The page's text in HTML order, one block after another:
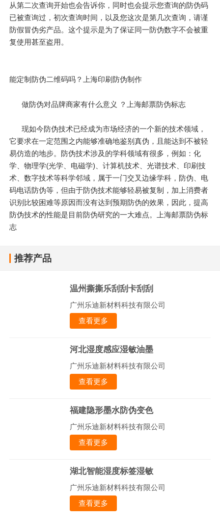
从第二次查询开始也会告诉你，同时也会提示您查询的防伪码
已被查询过，初次查询时间，以及您这次是第几次查询，请谨
防假冒伪劣产品。这个提示是为了保证同一防伪数字不会被重
复使用甚至盗用。
能定制防伪二维码吗？上海印刷防伪制作
做防伪对品牌商家有什么意义 ？上海邮票防伪标志
现如今防伪技术已经成为市场经济的一个新的技术领域，
它要求在一定范围之内能够准确地鉴别真伪，且能达到不被轻
易仿造的地步。防伪技术涉及的学科领域有很多，例如：化
学、物理学(光学、电磁学)、计算机技术、光谱技术、印刷技
术、数字技术等科学邻域，属于一门交叉边缘学科，防伪、电
码电话防伪等，但由于防伪技术能够轻易被复制，加上消费者
识别比较困难等原因而没有达到预期防伪的效果，因此，提高
防伪技术的性能是目前防伪研究的一大难点。上海邮票防伪标
志
推荐产品
温州撕撕乐刮刮卡刮刮
广州乐迪新材料科技有限公司
查看更多
河北湿度感应湿敏油墨
广州乐迪新材料科技有限公司
查看更多
福建隐形墨水防伪变色
广州乐迪新材料科技有限公司
查看更多
湖北智能湿度标签湿敏
广州乐迪新材料科技有限公司
查看更多